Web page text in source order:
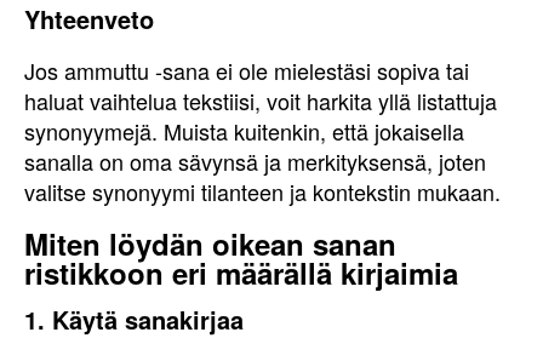
Yhteenveto
Jos ammuttu -sana ei ole mielestäsi sopiva tai
haluat vaihtelua tekstiisi, voit harkita yllä listattuja
synonyymejä. Muista kuitenkin, että jokaisella
sanalla on oma sävynsä ja merkityksensä, joten
valitse synonyymi tilanteen ja kontekstin mukaan.
Miten löydän oikean sanan
ristikkoon eri määrällä kirjaimia
1. Käytä sanakirjaa